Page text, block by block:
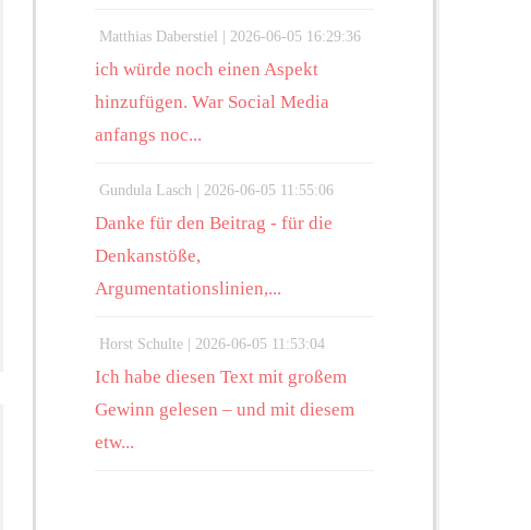
Matthias Daberstiel | 2026-06-05 16:29:36
ich würde noch einen Aspekt
hinzufügen. War Social Media
anfangs noc...
Gundula Lasch | 2026-06-05 11:55:06
Danke für den Beitrag - für die
Denkanstöße,
Argumentationslinien,...
Horst Schulte | 2026-06-05 11:53:04
Ich habe diesen Text mit großem
Gewinn gelesen – und mit diesem
etw...